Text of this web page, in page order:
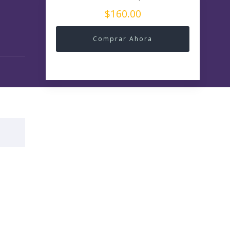
$160.00
Comprar Ahora